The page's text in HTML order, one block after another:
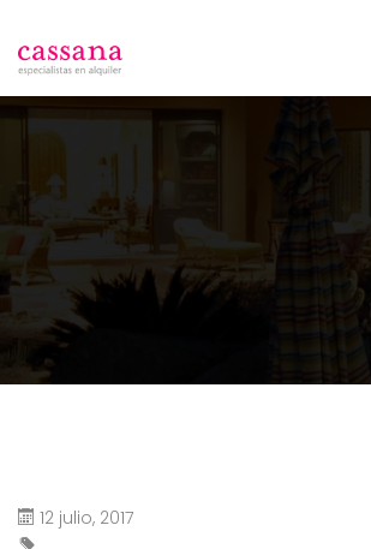
12 julio, 2017